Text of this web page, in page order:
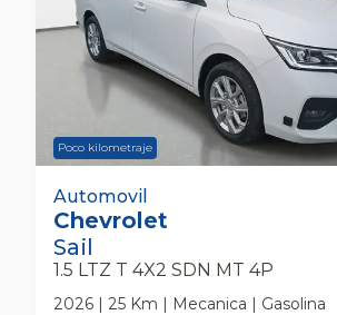
Poco kilometraje
Chevrolet Sail 1.5 Ltz T 4x2 Sdn
Automovil
Automovil
Chevrolet
Sail
1.5 LTZ T 4X2 SDN MT 4P
2026 | 25 Km | Mecanica | Gasolina